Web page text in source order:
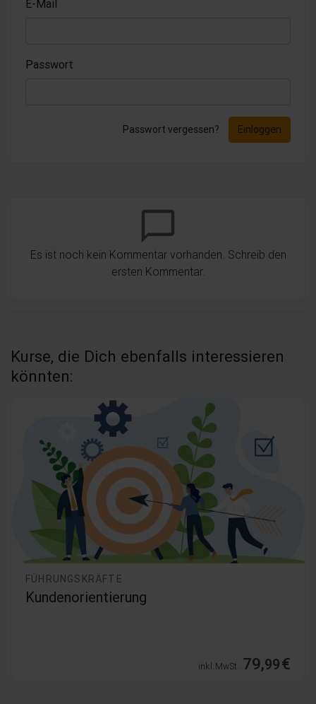
E-Mail
Passwort
Passwort vergessen? Einloggen
chat_bubble_outline
Es ist noch kein Kommentar vorhanden. Schreib den
ersten Kommentar.
Kurse, die Dich ebenfalls interessieren
könnten:
FÜHRUNGSKRÄFTE
Psychische Gesundheit am
inkl.